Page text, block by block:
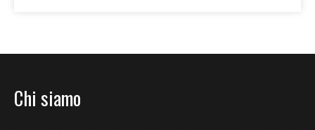
Chi siamo